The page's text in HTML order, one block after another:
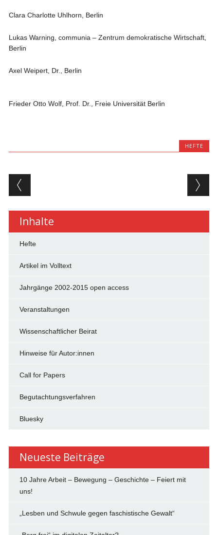
Clara Charlotte Uhlhorn, Berlin
Lukas Warning, communia – Zentrum demokratische Wirtschaft,
Berlin
Axel Weipert, Dr., Berlin
Frieder Otto Wolf, Prof. Dr., Freie Universität Berlin
HEFTE
Beitragsnavigation
Inhalte
Hefte
Artikel im Volltext
Jahrgänge 2002-2015 open access
Veranstaltungen
Wissenschaftlicher Beirat
Hinweise für Autor:innen
Call for Papers
Begutachtungsverfahren
Bluesky
Neueste Beiträge
10 Jahre Arbeit – Bewegung – Geschichte – Feiert mit
uns!
„Lesben und Schwule gegen faschistische Gewalt“